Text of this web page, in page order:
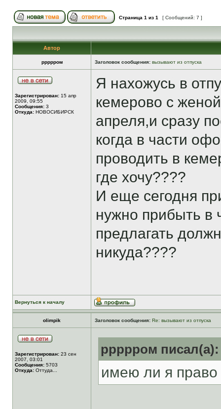
Страница 1 из 1 [ Сообщений: 7 ]
Автор
ррррром Заголовок сообщения: вызывают из отпуска
Зарегистрирован: 15 апр
2009, 09:55
Сообщения: 3
Откуда: НОВОСИБИРСК
Я нахожусь в
кемерово с
апреля,и сразу
когда в части
проводить в
где хочу????
И еще сегодня
нужно прибыть в
предлагать
никуда????
Вернуться к началу
olimpik Заголовок сообщения: Re: вызывают из отпуска
Зарегистрирован: 23 сен
2007, 03:01
Сообщения: 5703
Откуда: Оттуда...
ррррром писал(а):
имею ли я право